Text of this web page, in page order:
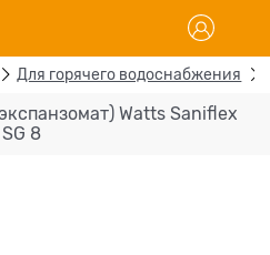
Для горячего водоснабжения
Watts Saniflex
SG 8